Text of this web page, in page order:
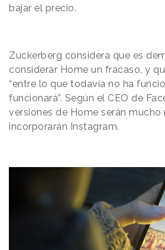
bajar el precio.
Zuckerberg considera que es
considerar Home un fracaso, y
“entre lo que todavía no ha
funcionará”. Según el CEO de
versiones de Home serán mucho
incorporarán Instagram.